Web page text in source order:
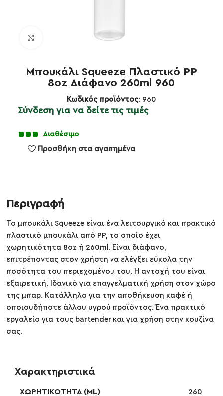
Κλικ για μεγέθυνση
Μπουκάλι Squeeze Πλαστικό PP
8oz Διάφανο 260ml 960
Κωδικός προϊόντος: 960
Σύνδεση για να δείτε τις τιμές
Διαθέσιμο
Προσθήκη στα αγαπημένα
Περιγραφή
Το μπουκάλι Squeeze είναι ένα λειτουργικό και πρακτικό
πλαστικό μπουκάλι από PP, το οποίο έχει
χωρητικότητα 8oz ή 260ml. Είναι διάφανο,
επιτρέποντας στον χρήστη να ελέγξει εύκολα την
ποσότητα του περιεχομένου του. Η αντοχή του είναι
εξαιρετική. Ιδανικό για επαγγελματική χρήση στον χώρο
της μπαρ. Κατάλληλο για την αποθήκευση καφέ ή
οποιουδήποτε άλλου υγρού προϊόντος. Ένα πρακτικό
εργαλείο για τους bartender και για χρήση στην κουζίνα
σας.
Χαρακτηριστικά
ΧΩΡΗΤΙΚΌΤΗΤΑ (ML) 260